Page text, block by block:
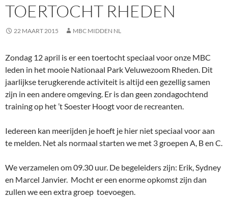
TOERTOCHT RHEDEN
22 MAART 2015 MBC MIDDEN NL
Zondag 12 april is er een toertocht speciaal voor onze MBC
leden in het mooie Nationaal Park Veluwezoom Rheden. Dit
jaarlijkse terugkerende activiteit is altijd een gezellig samen
zijn in een andere omgeving. Er is dan geen zondagochtend
training op het ’t Soester Hoogt voor de recreanten.
Iedereen kan meerijden je hoeft je hier niet speciaal voor aan
te melden. Net als normaal starten we met 3 groepen A, B en C.
We verzamelen om 09.30 uur. De begeleiders zijn: Erik, Sydney
en Marcel Janvier. Mocht er een enorme opkomst zijn dan
zullen we een extra groep toevoegen.